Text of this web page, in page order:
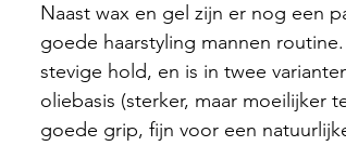
Naast wax en gel zijn er nog een
goede haarstyling mannen
stevige hold, en is in twee
oliebasis (sterker, maar moeilijker
goede grip, fijn voor een